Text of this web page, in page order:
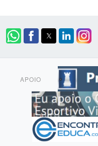
APOIO